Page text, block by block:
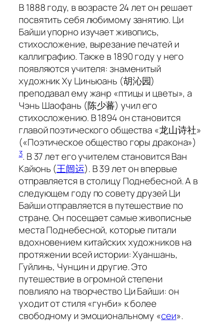
В 1888 году, в возрасте 24 лет он решает
посвятить себя любимому занятию. Ци
Байши упорно изучает живопись,
стихосложение, вырезание печатей и
каллиграфию. Также в 1890 году у него
появляются учителя: знаменитый
художник Ху Циньюань (胡沁园)
преподавал ему жанр «птицы и цветы», а
Чэнь Шаофань (陈少蕃) учил его
стихосложению. В 1894 он становится
главой поэтического общества «龙山诗社»
(«Поэтическое общество горы дракона»)
3. В 37 лет его учителем становится Ван
Кайюнь (王闿运). В 39 лет он впервые
отправляется в столицу Поднебесной. А в
следующем году по совету друзей Ци
Байши отправляется в путешествие по
стране. Он посещает самые живописные
места Поднебесной, которые питали
вдохновением китайских художников на
протяжении всей истории: Хуаншань,
Гуйлинь, Чунцин и другие. Это
путешествие в огромной степени
повлияло на творчество Ци Байши: он
уходит от стиля «гунби» к более
свободному и эмоциональному «сеи».